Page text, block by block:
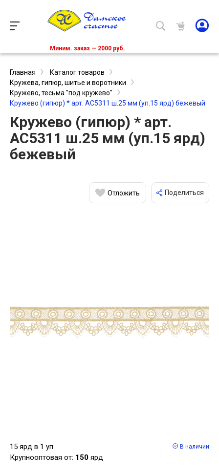
Миним. заказ — 2000 руб.
Главная
Каталог товаров
Кружева, гипюр, шитье и воротники
Кружево, тесьма "под кружево"
Кружево (гипюр) * арт. АС5311 ш.25 мм (уп.15 ярд) бежевый
Кружево (гипюр) * арт.
АС5311 ш.25 мм (уп.15 ярд)
бежевый
Отложить Поделиться
15 ярд в 1 уп
Крупнооптовая от: 150 ярд
В наличии